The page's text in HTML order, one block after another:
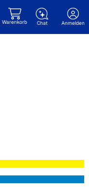
Warenkorb Chat Anmelden